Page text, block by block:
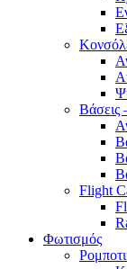
Βάσεις
Flight
Φωτισμός